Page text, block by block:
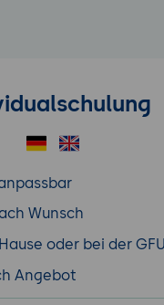
Wunsch
oder bei der GFU
Angebot